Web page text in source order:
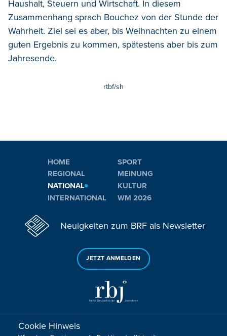
Haushalt, Steuern und Wirtschaft. In diesem
Zusammenhang sprach Bouchez von der Stunde der
Wahrheit. Ziel sei es aber, bis Weihnachten zu einem
guten Ergebnis zu kommen, spätestens aber bis zum
Jahresende.
rtbf/sh
HOME
REGIONAL
NATIONAL
INTERNATIONAL
SPORT
MEINUNG
KULTUR
WM 2026
Neuigkeiten zum BRF als Newsletter
JETZT ANMELDEN
Sie haben noch Fragen oder Anmerkungen?
Cookie Hinweis